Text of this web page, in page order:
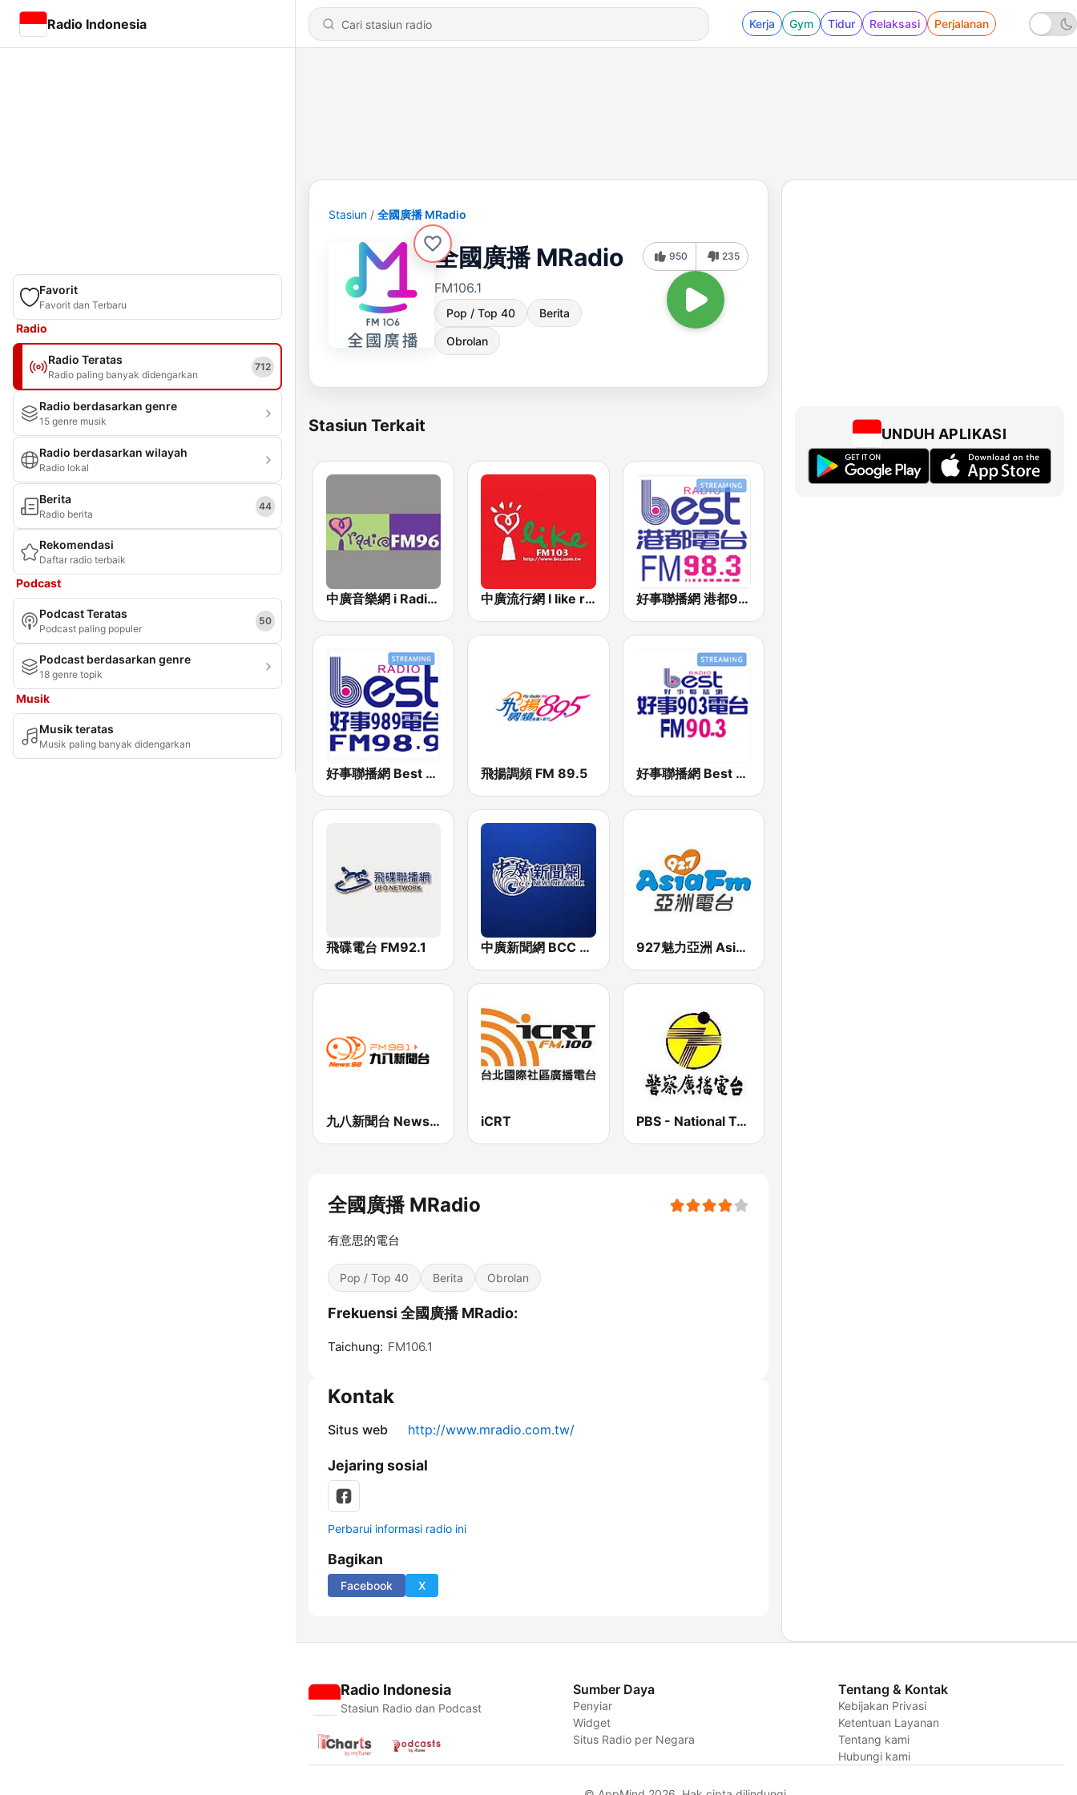
Radio Indonesia Kerja Gym Tidur Relaksasi Perjalanan
Favorit
Favorit dan Terbaru
Radio
Radio Teratas
Radio paling banyak didengarkan
712
Radio berdasarkan genre
15 genre musik
Radio berdasarkan wilayah
Radio lokal
Berita
Radio berita
44
Rekomendasi
Daftar radio terbaik
Podcast
Podcast Teratas
Podcast paling populer
50
Podcast berdasarkan genre
18 genre topik
Musik
Musik teratas
Musik paling banyak didengarkan
Stasiun 全國廣播 MRadio
全國廣播 MRadio
FM106.1
Pop / Top 40 Berita
Obrolan
950 235
Stasiun Terkait
中廣音樂網 i Radio FM96.3 中廣流行網 I like radio 好事聯播網 港都983 Best Radio FM98.3
好事聯播網 Best Radio FM98.9 飛揚調頻 FM 89.5 好事聯播網 Best Radio FM90.3
飛碟電台 FM92.1 中廣新聞網 BCC News Radio 927魅力亞洲 Asia FM 亞洲電台
九八新聞台 News98 FM 98.1 iCRT PBS - National Transportation
全國廣播 MRadio
有意思的電台
Pop / Top 40 Berita Obrolan
Frekuensi 全國廣播 MRadio:
Taichung: FM106.1
Kontak
Situs web http://www.mradio.com.tw/
Jejaring sosial
Perbarui informasi radio ini
Bagikan
Facebook X
UNDUH APLIKASI
Radio Indonesia
Stasiun Radio dan Podcast
Sumber Daya
Penyiar
Widget
Situs Radio per Negara
Tentang & Kontak
Kebijakan Privasi
Ketentuan Layanan
Tentang kami
Hubungi kami